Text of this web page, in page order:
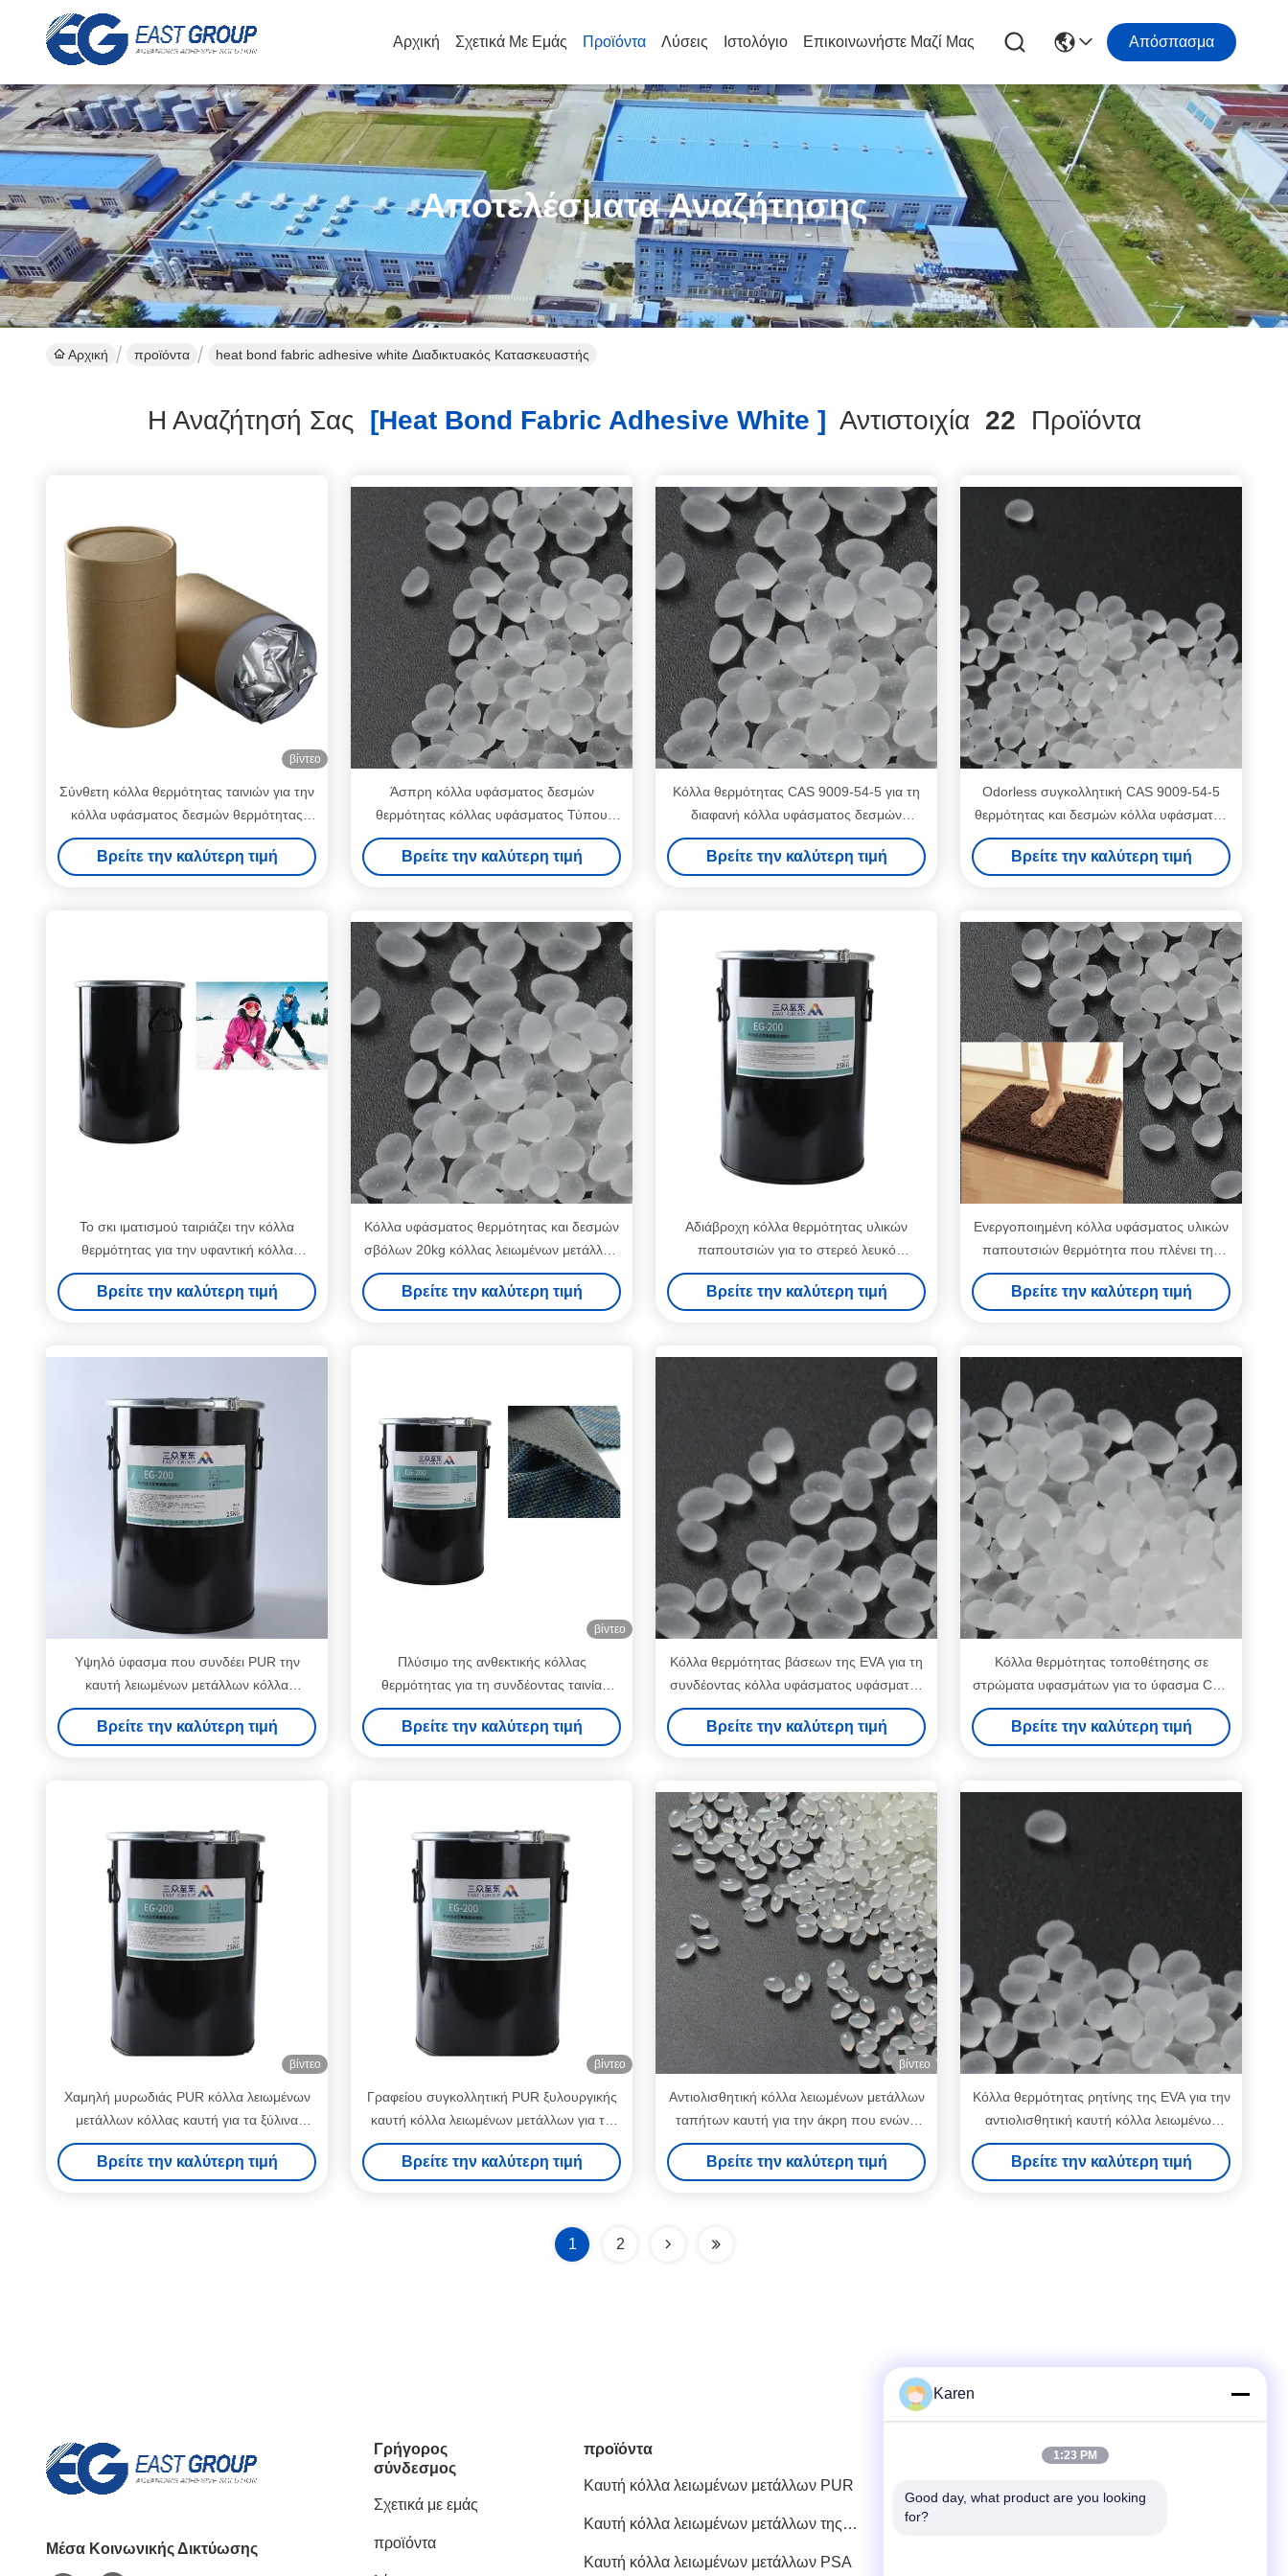
Αρχική Σχετικά Με Εμάς Προϊόντα Λύσεις Ιστολόγιο Επικοινωνήστε Μαζί Μας Απόσπασμα
Αποτελέσματα Αναζήτησης
Αρχική προϊόντα heat bond fabric adhesive white Διαδικτυακός Κατασκευαστής
Η Αναζήτησή Σας [heat Bond Fabric Adhesive White ] Αντιστοιχία 22 Προϊόντα
βίντεο
Σύνθετη κόλλα θερμότητας ταινιών για την
κόλλα υφάσματος δεσμών θερμότητας
υφάσματος
Βρείτε την καλύτερη τιμή
Άσπρη κόλλα υφάσματος δεσμών
θερμότητας κόλλας υφάσματος Τύπου
θερμότητας CAS 9009-54-5
Βρείτε την καλύτερη τιμή
Κόλλα θερμότητας CAS 9009-54-5 για τη
διαφανή κόλλα υφάσματος δεσμών
θερμότητας υφάσματος
Βρείτε την καλύτερη τιμή
Odorless συγκολλητική CAS 9009-54-5
θερμότητας και δεσμών κόλλα υφάσματος
υφάσματος
Βρείτε την καλύτερη τιμή
Το σκι ιματισμού ταιριάζει την κόλλα
θερμότητας για την υφαντική κόλλα
υφάσματος θερμότητας και δεσμών
υφασμάτων υφάσματος
Βρείτε την καλύτερη τιμή
Κόλλα υφάσματος θερμότητας και δεσμών
σβόλων 20kg κόλλας λειωμένων μετάλλων
ενδυμασίας καυτή
Βρείτε την καλύτερη τιμή
Αδιάβροχη κόλλα θερμότητας υλικών
παπουτσιών για το στερεό λευκό
υφάσματος 9009-54-5
Βρείτε την καλύτερη τιμή
Ενεργοποιημένη κόλλα υφάσματος υλικών
παπουτσιών θερμότητα που πλένει την
ανθεκτική κόλλα υφάσματος
Βρείτε την καλύτερη τιμή
Υψηλό ύφασμα που συνδέει PUR την
καυτή λειωμένων μετάλλων κόλλα
λειωμένων μετάλλων κόλλας καυτή για την
ταινία εσώρουχων
Βρείτε την καλύτερη τιμή
βίντεο
Πλύσιμο της ανθεκτικής κόλλας
θερμότητας για τη συνδέοντας ταινία
κόλλας ελασματοποίησης υφασμάτων
υφάσματος
Βρείτε την καλύτερη τιμή
Κόλλα θερμότητας βάσεων της EVA για τη
συνδέοντας κόλλα υφάσματος υφάσματος
25kg
Βρείτε την καλύτερη τιμή
Κόλλα θερμότητας τοποθέτησης σε
στρώματα υφασμάτων για το ύφασμα CAS
9009-54-5 καυτοί συγκολλητικοί κόκκοι
λειωμένων μετάλλων
Βρείτε την καλύτερη τιμή
βίντεο
Χαμηλή μυρωδιάς PUR κόλλα λειωμένων
μετάλλων κόλλας καυτή για τα ξύλινα
υλικά, τη σχηματοποίηση και τη ζώνη
ακρών
Βρείτε την καλύτερη τιμή
βίντεο
Γραφείου συγκολλητική PUR ξυλουργικής
καυτή κόλλα λειωμένων μετάλλων για τη
ζώνη ακρών
Βρείτε την καλύτερη τιμή
βίντεο
Αντιολισθητική κόλλα λειωμένων μετάλλων
ταπήτων καυτή για την άκρη που ενώνει
την καυτή κουβέρτα μη ολίσθησης κόλλας
Βρείτε την καλύτερη τιμή
Κόλλα θερμότητας ρητίνης της EVA για την
αντιολισθητική καυτή κόλλα λειωμένων
μετάλλων υφάσματος
Βρείτε την καλύτερη τιμή
1 2
Μέσα Κοινωνικής Δικτύωσης
Γρήγορος
σύνδεσμος
Σχετικά με εμάς
προϊόντα
προϊόντα
Καυτή κόλλα λειωμένων μετάλλων PUR
Καυτή κόλλα λειωμένων μετάλλων της
Καυτή κόλλα λειωμένων μετάλλων PSA
Γρήγορη επικοινωνία
Karen
1:23 PM
Good day, what product are you looking
for?